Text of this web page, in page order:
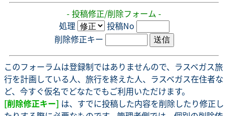
- 投稿修正/削除フォーム -
処理
投稿No
削除修正キー
このフォーラムは登録制ではありませんので、ラスベガス旅
行を計画している人、旅行を終えた人、ラスベガス在住者な
ど、今すぐ仮名でどなたでもご利用いただけます。
[削除修正キー] は、すでに投稿した内容を削除したり修正し